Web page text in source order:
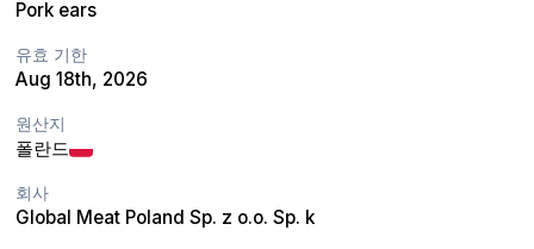
Pork ears
유효 기한
Aug 18th, 2026
원산지
폴란드
회사
Global Meat Poland Sp. z o.o. Sp. k